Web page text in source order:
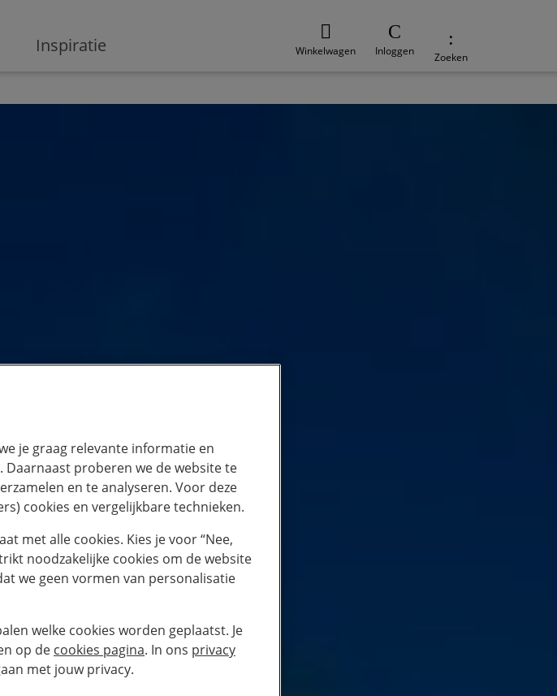
Inspiratie Winkelwagen Inloggen Zoeken
je graag relevante informatie en
proberen we de website te
en te analyseren. Voor deze
cookies en vergelijkbare technieken.
met alle cookies. Kies je voor “Nee,
noodzakelijke cookies om de website
we geen vormen van personalisatie
welke cookies worden geplaatst. Je
op de cookies pagina. In ons privacy
met jouw privacy.